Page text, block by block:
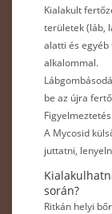
Kialakult
területek (láb,
alatti és
alkalommal.
be az újra
A Mycosid
juttatni,
során?
Ritkán helyi